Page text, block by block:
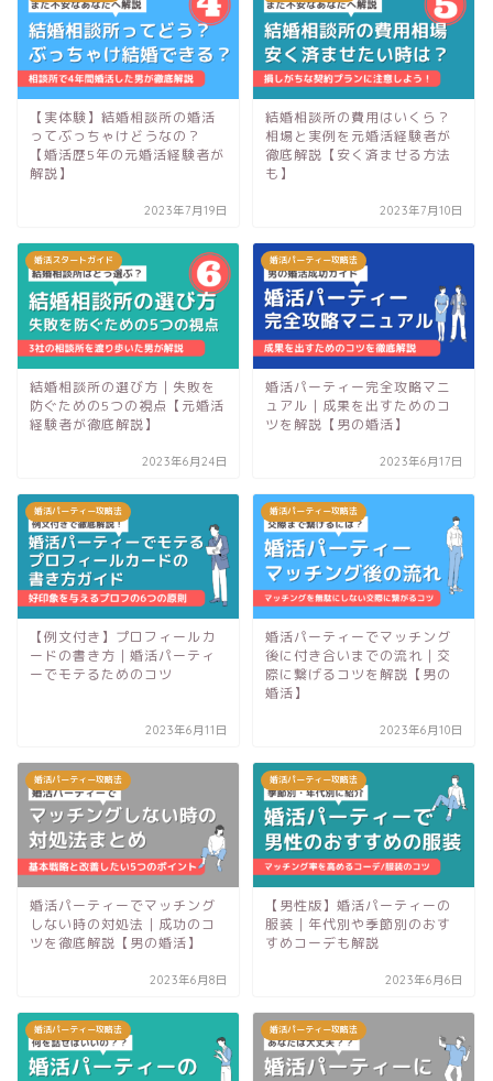
【実体験】結婚相談所の婚活
ってぶっちゃけどうなの？
【婚活歴5年の元婚活経験者が
解説】
2023年7月19日
結婚相談所の費用はいくら？
相場と実例を元婚活経験者が
徹底解説【安く済ませる方法
も】
2023年7月10日
婚活スタートガイド
結婚相談所の選び方｜失敗を
防ぐための5つの視点【元婚活
経験者が徹底解説】
2023年6月24日
婚活パーティー攻略法
婚活パーティー完全攻略マニ
ュアル｜成果を出すためのコ
ツを解説【男の婚活】
2023年6月17日
婚活パーティー攻略法
【例文付き】プロフィールカ
ードの書き方｜婚活パーティ
ーでモテるためのコツ
2023年6月11日
婚活パーティー攻略法
婚活パーティーでマッチング
後に付き合いまでの流れ｜交
際に繋げるコツを解説【男の
婚活】
2023年6月10日
婚活パーティー攻略法
婚活パーティーでマッチング
しない時の対処法｜成功のコ
ツを徹底解説【男の婚活】
2023年6月8日
婚活パーティー攻略法
【男性版】婚活パーティーの
服装｜年代別や季節別のおす
すめコーデも解説
2023年6月6日
婚活パーティー攻略法 婚活パーティー攻略法